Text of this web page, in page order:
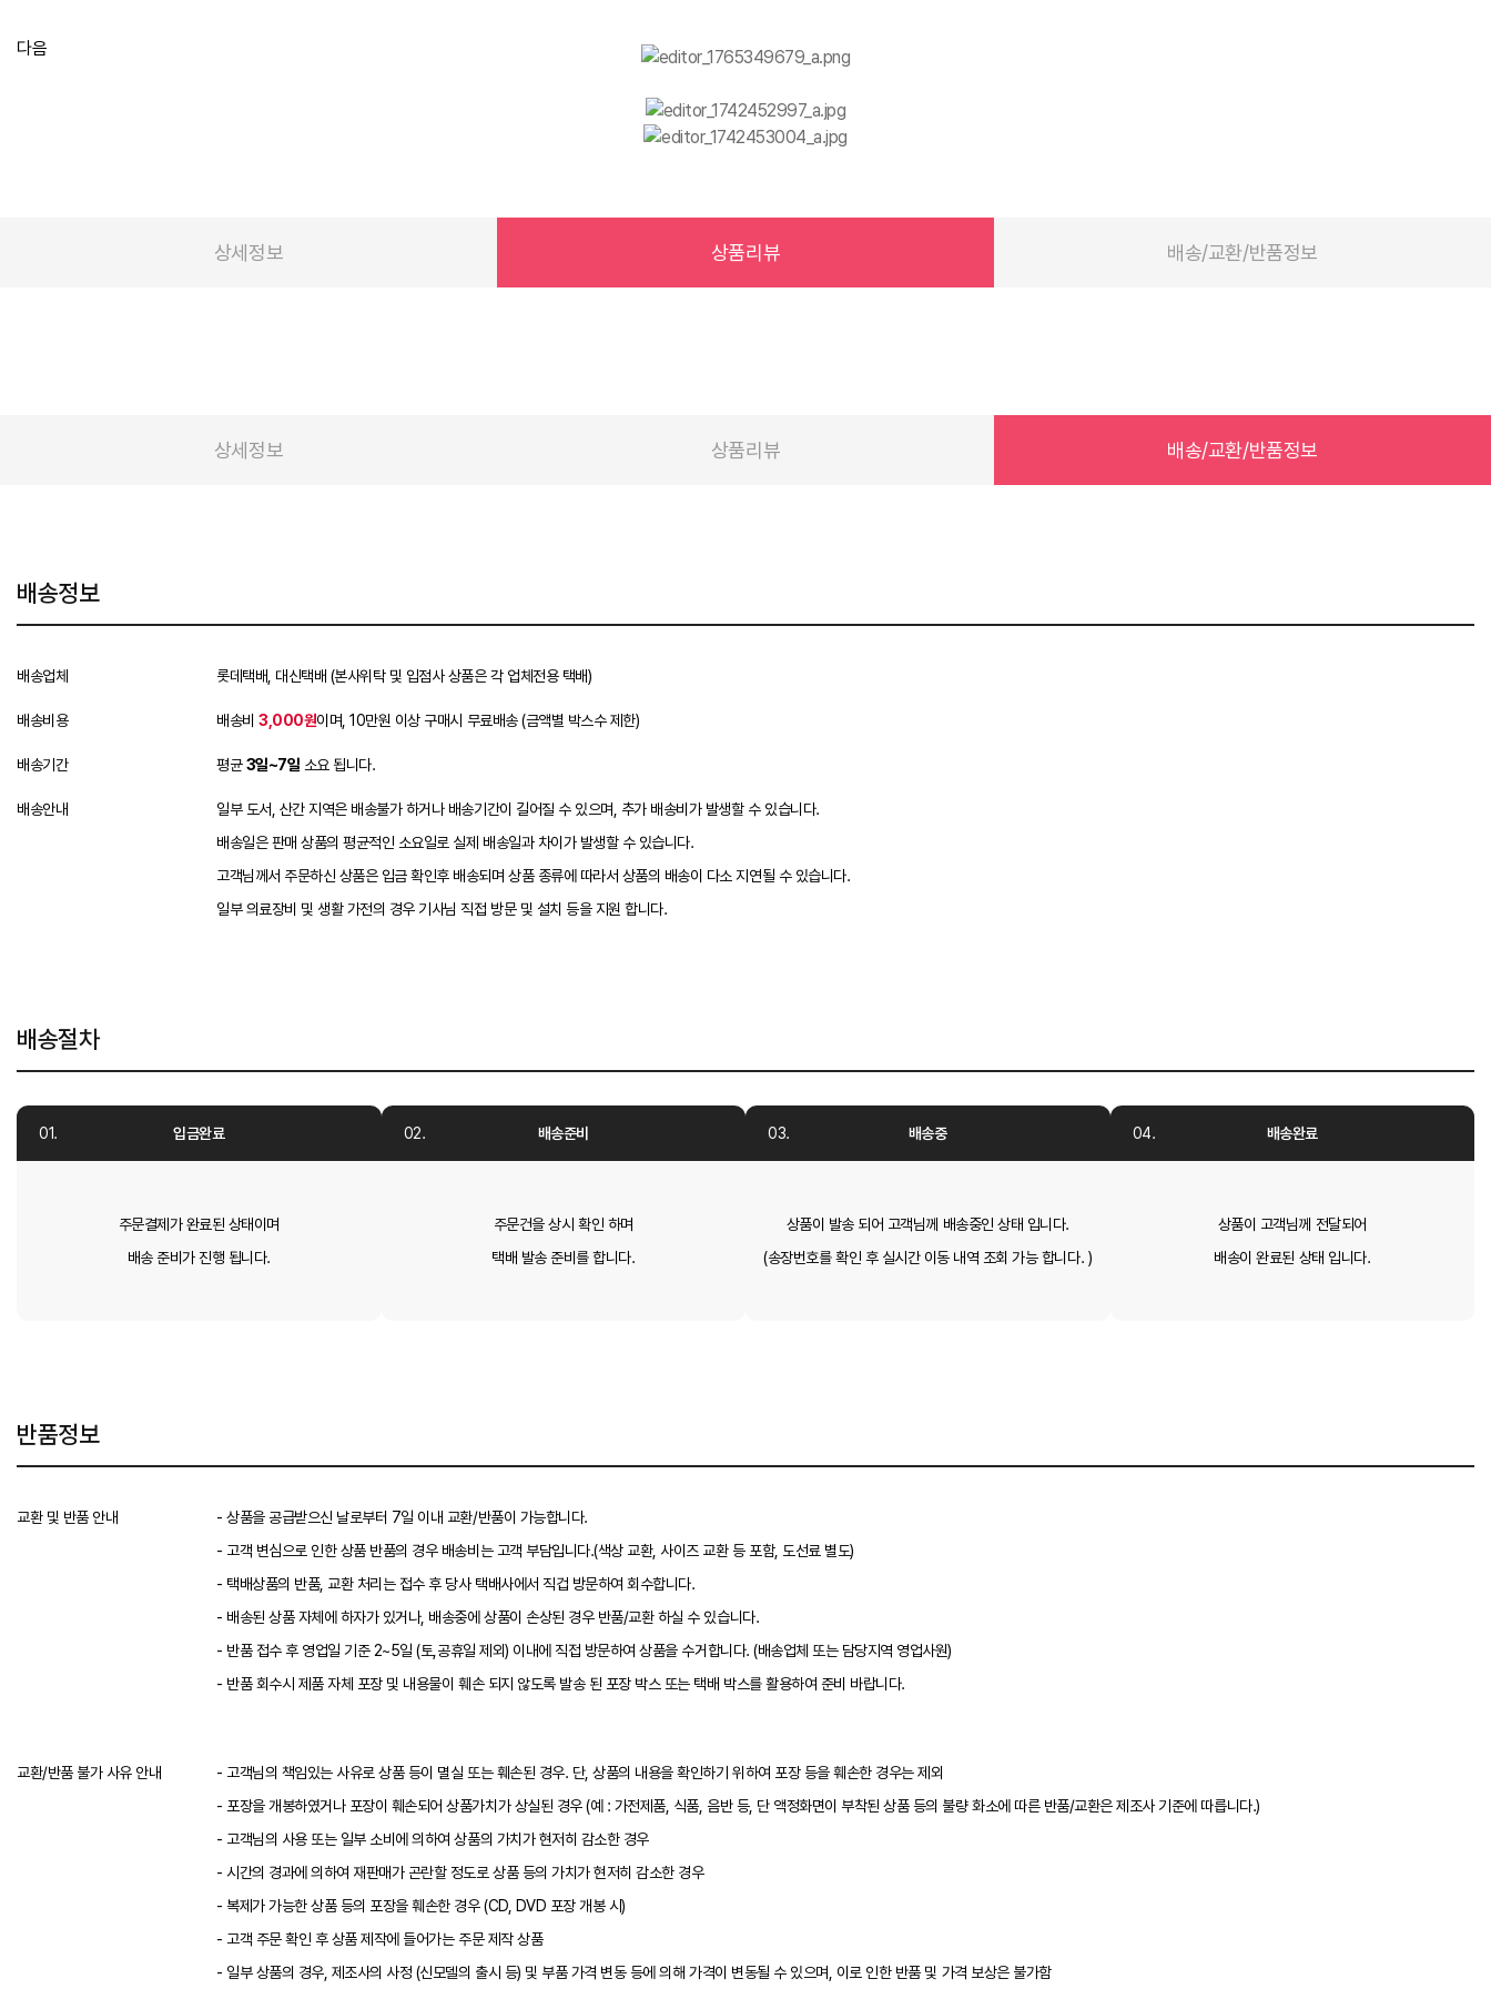
다음
상세정보 상품리뷰 배송/교환/반품정보
상세정보 상품리뷰 배송/교환/반품정보
배송정보
배송업체 롯데택배, 대신택배 (본사위탁 및 입점사 상품은 각 업체전용 택배)
배송비용 배송비3,000원이며, 10만원 이상 구매시 무료배송 (금액별 박스수 제한)
배송기간 평균3일~7일 소요 됩니다.
배송안내
일부 도서, 산간 지역은 배송불가 하거나 배송기간이 길어질 수 있으며, 추가 배송비가 발생할 수 있습니다.
배송일은 판매 상품의 평균적인 소요일로 실제 배송일과 차이가 발생할 수 있습니다.
고객님께서 주문하신 상품은 입금 확인후 배송되며 상품 종류에 따라서 상품의 배송이 다소 지연될 수 있습니다.
일부 의료장비 및 생활 가전의 경우 기사님 직접 방문 및 설치 등을 지원 합니다.
배송절차
입금완료
주문결제가 완료된 상태이며
배송 준비가 진행 됩니다.
배송준비
주문건을 상시 확인 하며
택배 발송 준비를 합니다.
배송중
상품이 발송 되어 고객님께 배송중인 상태 입니다.
(송장번호를 확인 후 실시간 이동 내역 조회 가능 합니다. )
배송완료
상품이 고객님께 전달되어
배송이 완료된 상태 입니다.
반품정보
교환 및 반품 안내
- 상품을 공급받으신 날로부터 7일 이내 교환/반품이 가능합니다.
- 고객 변심으로 인한 상품 반품의 경우 배송비는 고객 부담입니다.(색상 교환, 사이즈 교환 등 포함, 도선료 별도)
- 택배상품의 반품, 교환 처리는 접수 후 당사 택배사에서 직겁 방문하여 회수합니다.
- 배송된 상품 자체에 하자가 있거나, 배송중에 상품이 손상된 경우 반품/교환 하실 수 있습니다.
- 반품 접수 후 영업일 기준 2~5일 (토,공휴일 제외) 이내에 직접 방문하여 상품을 수거합니다. (배송업체 또는 담당지역 영업사원)
- 반품 회수시 제품 자체 포장 및 내용물이 훼손 되지 않도록 발송 된 포장 박스 또는 택배 박스를 활용하여 준비 바랍니다.
교환/반품 불가 사유 안내
- 고객님의 책임있는 사유로 상품 등이 멸실 또는 훼손된 경우. 단, 상품의 내용을 확인하기 위하여 포장 등을 훼손한 경우는 제외
- 포장을 개봉하였거나 포장이 훼손되어 상품가치가 상실된 경우 (예 : 가전제품, 식품, 음반 등, 단 액정화면이 부착된 상품 등의 불량 화소에 따른 반품/교환은 제조사 기준에 따릅니다.)
- 고객님의 사용 또는 일부 소비에 의하여 상품의 가치가 현저히 감소한 경우
- 시간의 경과에 의하여 재판매가 곤란할 정도로 상품 등의 가치가 현저히 감소한 경우
- 복제가 가능한 상품 등의 포장을 훼손한 경우 (CD, DVD 포장 개봉 시)
- 고객 주문 확인 후 상품 제작에 들어가는 주문 제작 상품
- 일부 상품의 경우, 제조사의 사정 (신모델의 출시 등) 및 부품 가격 변동 등에 의해 가격이 변동될 수 있으며, 이로 인한 반품 및 가격 보상은 불가함